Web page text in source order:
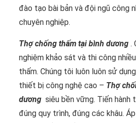
đào tạo bài bản và đội ngũ công
chuyên nghiệp.
Thợ chống thấm tại bình dương .
nghiệm khảo sát và thi công
thấm. Chúng tôi luôn luôn sử
thiết bị công nghệ cao – Thợ
dương siêu bền vững. Tiến hành
đúng quy trình, đúng các khâu.